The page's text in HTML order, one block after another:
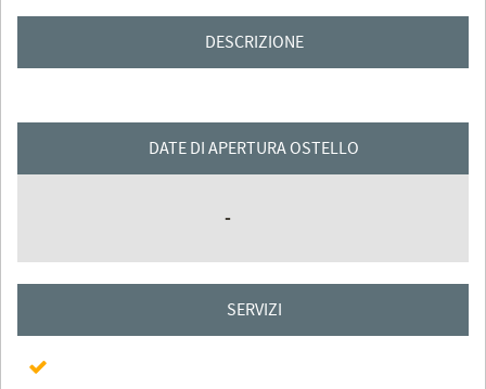
DESCRIZIONE
DATE DI APERTURA OSTELLO
-
SERVIZI